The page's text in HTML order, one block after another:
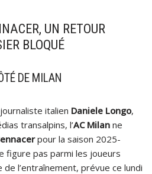
UN RETOUR
BLOQUÉ
DE MILAN
italien Daniele Longo,
transalpins, l’AC Milan ne
pour la saison 2025-
figure pas parmi les joueurs
l’entraînement, prévue ce lundi